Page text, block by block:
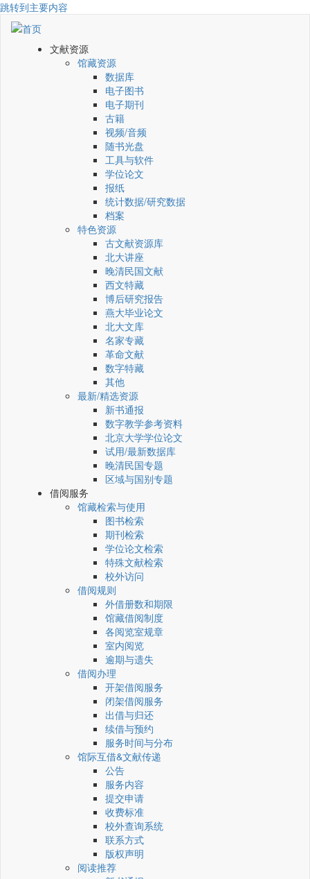
跳转到主要内容
文献资源
馆藏资源
数据库
电子图书
电子期刊
古籍
视频/音频
随书光盘
工具与软件
学位论文
报纸
统计数据/研究数据
档案
特色资源
古文献资源库
北大讲座
晚清民国文献
西文特藏
博后研究报告
燕大毕业论文
北大文库
名家专藏
革命文献
数字特藏
其他
最新/精选资源
新书通报
数字教学参考资料
北京大学学位论文
试用/最新数据库
晚清民国专题
区域与国别专题
借阅服务
馆藏检索与使用
图书检索
期刊检索
学位论文检索
特殊文献检索
校外访问
借阅规则
外借册数和期限
馆藏借阅制度
各阅览室规章
室内阅览
逾期与遗失
借阅办理
开架借阅服务
闭架借阅服务
出借与归还
续借与预约
服务时间与分布
馆际互借&文献传递
公告
服务内容
提交申请
收费标准
校外查询系统
联系方式
版权声明
阅读推荐